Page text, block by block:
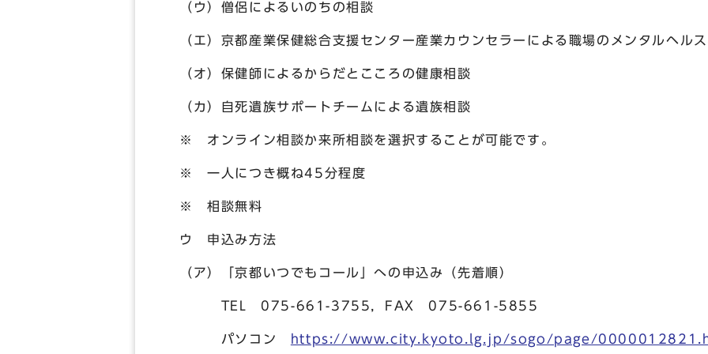
（ウ）僧侶によるいのちの相談
（エ）京都産業保健総合支援センター産業カウンセラーによる職場のメンタルヘル
（オ）保健師によるからだとこころの健康相談
（カ）自死遺族サポートチームによる遺族相談
※ オンライン相談か来所相談を選択することが可能です。
※ 一人につき概ね45分程度
※ 相談無料
ウ 申込み方法
（ア）「京都いつでもコール」への申込み（先着順）
TEL 075-661-3755，FAX 075-661-5855
パソコン https://www.city.kyoto.lg.jp/sogo/page/